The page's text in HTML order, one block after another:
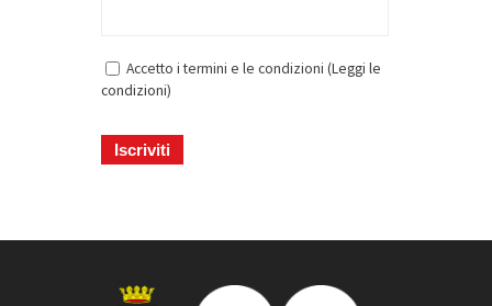
Accetto i termini e le condizioni (Leggi le
condizioni)